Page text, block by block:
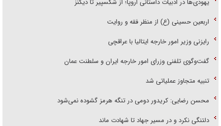
اربعین حسینی (ع) از منظر فقه و روایت
رایزنی وزیر امور خارجه ایتالیا با عراقچی
گفت‌وگوی تلفنی وزرای امور خارجه ایران و سلطنت عمان
تنبیه متجاوز عملیاتی شد
محسن رضایی: کریدور دومی در تنگه هرمز گشوده نمی‌شود
دلتنگی نکرد و در مسیر جهاد تا شهادت ماند